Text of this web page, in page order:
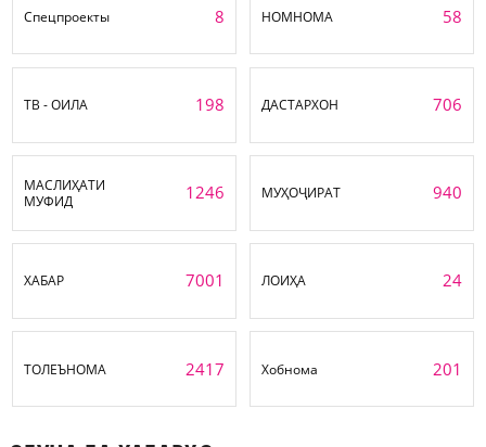
Спецпроекты 8 НОМНОМА 58
ТВ - ОИЛА 198 ДАСТАРХОН 706
МАСЛИҲАТИ
МУФИД
1246 МУҲОҶИРАТ 940
ХАБАР 7001 ЛОИҲА 24
ТОЛЕЪНОМА 2417 Хобнома 201